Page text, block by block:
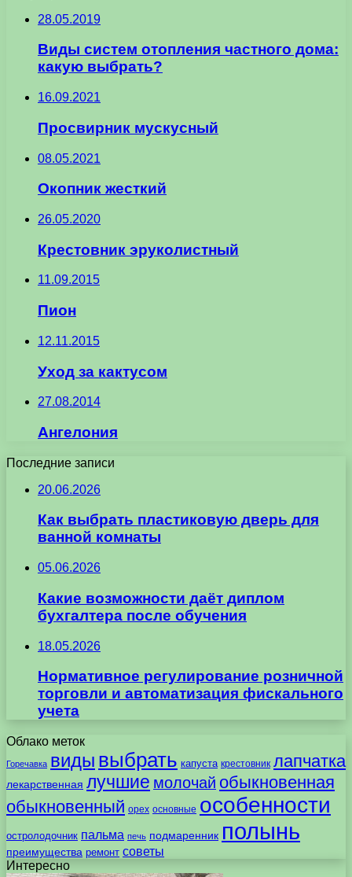
28.05.2019
Виды систем отопления частного дома:
какую выбрать?
16.09.2021
Просвирник мускусный
08.05.2021
Окопник жесткий
26.05.2020
Крестовник эруколистный
11.09.2015
Пион
12.11.2015
Уход за кактусом
27.08.2014
Ангелония
Последние записи
20.06.2026
Как выбрать пластиковую дверь для
ванной комнаты
05.06.2026
Какие возможности даёт диплом
бухгалтера после обучения
18.05.2026
Нормативное регулирование розничной
торговли и автоматизация фискального
учета
Облако меток
Горечавка виды выбрать капуста крестовник лапчатка
лекарственная лучшие молочай обыкновенная
обыкновенный орех основные особенности
остролодочник пальма печь подмаренник полынь
преимущества ремонт советы
Интересно